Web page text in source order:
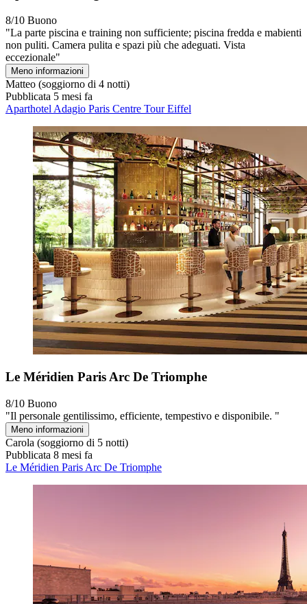
8/10 Buono
"La parte piscina e training non sufficiente; piscina fredda e mabienti
non puliti. Camera pulita e spazi più che adeguati. Vista
eccezionale"
Meno informazioni
Matteo (soggiorno di 4 notti)
Pubblicata 5 mesi fa
Aparthotel Adagio Paris Centre Tour Eiffel
Le Méridien Paris Arc De Triomphe
8/10 Buono
"Il personale gentilissimo, efficiente, tempestivo e disponibile. "
Meno informazioni
Carola (soggiorno di 5 notti)
Pubblicata 8 mesi fa
Le Méridien Paris Arc De Triomphe